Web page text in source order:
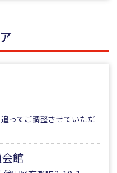
ってご調整させていただ
館